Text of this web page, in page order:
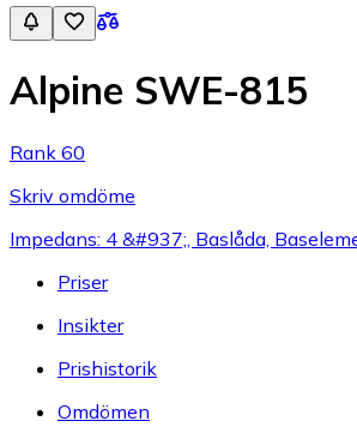
Alpine SWE-815
Rank 60
Skriv omdöme
Impedans: 4 &#937;, Baslåda,
Priser
Insikter
Prishistorik
Omdömen